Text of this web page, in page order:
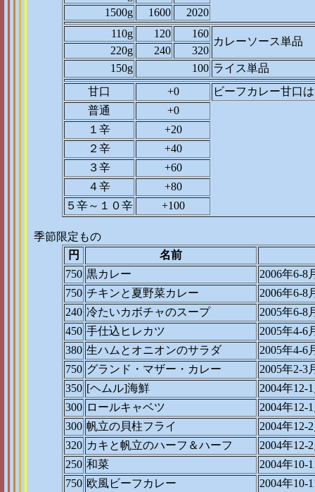
1500g
1600
2020
110g
120 160
カレーソース単品
220g 240
320
150g
100 ライス単品
甘口
+0
ビーフカレー甘口
普通
+0
１辛
+20
２辛
+40
３辛
+60
４辛
+80
５辛～１０辛
+100
季節限定もの
円
名前
750 黒カレー
2006年6-8
750 チキンと夏野菜カレー
2006年6-8
240 冷たいカボチャのスープ
2005年6-8
450 手仕込ヒレカツ
2005年4-6
380 生ハムとオニオンのサラダ
2005年4-6
750 グランド・マザー・カレー
2005年2-3
350 [ヘムル]海鮮
2004年12-
300 ロールキャベツ
2004年12-
300 帆立の貝柱フライ
2004年12-
320 カキと帆立のハーフ＆ハーフ
2004年12-
250 和菜
2004年10-
750 欧風ビーフカレー
2004年10-